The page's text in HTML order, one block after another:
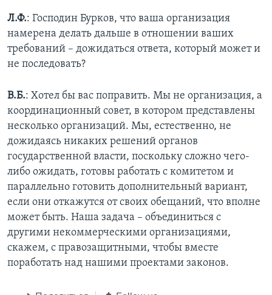
Л.Ф.: Господин Бурков, что ваша организация
намерена делать дальше в отношении ваших
требований – дожидаться ответа, который может и
не последовать?
В.Б.: Хотел бы вас поправить. Мы не организация, а
координационный совет, в котором представлены
несколько организаций. Мы, естественно, не
дожидаясь никаких решений органов
государственной власти, поскольку сложно чего-
либо ожидать, готовы работать с комитетом и
параллельно готовить дополнительный вариант,
если они откажутся от своих обещаний, что вполне
может быть. Наша задача – объединиться с
другими некоммерческими организациями,
скажем, с правозащитными, чтобы вместе
поработать над нашими проектами законов.